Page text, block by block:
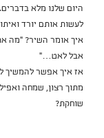
היום שלנו מלא
לעשות אותם יורד
איך אומר השיר? "מה
אבל לאט…"
אז איך אפשר להמשיך
מתוך רצון, שמחה
שוחקת?